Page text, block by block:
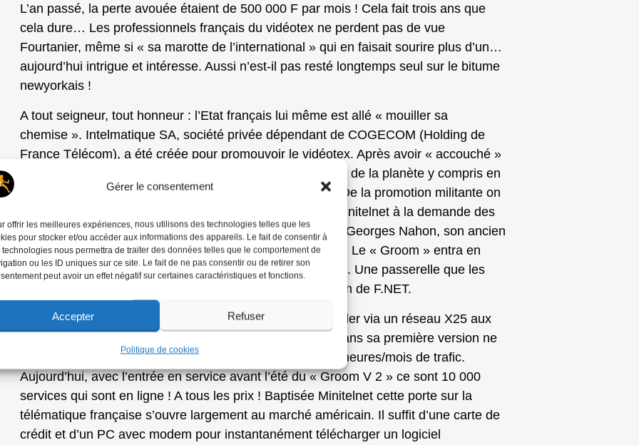
Gérer le consentement
offrir les meilleures expériences, nous utilisons des technologies telles que les
pour stocker et/ou accéder aux informations des appareils. Le fait de consentir à
technologies nous permettra de traiter des données telles que le comportement de
ou les ID uniques sur ce site. Le fait de ne pas consentir ou de retirer son
peut avoir un effet négatif sur certaines caractéristiques et fonctions.
Accepter Refuser
Politique de cookies
L’an passé, la perte avouée étaient de 500 000 F par mois ! Cela fait trois ans que
cela dure… Les professionnels français du vidéotex ne perdent pas de vue
Fourtanier, même si « sa marotte de l’international » qui en faisait sourire plus d’un…
aujourd’hui intrigue et intéresse. Aussi n’est-il pas resté longtemps seul sur le bitume
newyorkais !
A tout seigneur, tout honneur : l’Etat français lui même est allé « mouiller sa
chemise ». Intelmatique SA, société privée dépendant de COGECOM (Holding de
France Télécom), a été créée pour promouvoir le vidéotex. Après avoir « accouché »
des système vidéotex dans tous les « coinstots » bizarres de la planète y compris en
Equateur. Elle a maintenant une « offre internationale ». De la promotion militante on
est passé au commerce. « A l’origine, nous avons créé Minitelnet à la demande des
fournisseurs de moyens du programme Télétel » raconte Georges Nahon, son ancien
Directeur Général passé depuis janvier 1988 au « privé ». Le « Groom » entra en
service pour faire des « démos » dans les salons et foires. Une passerelle que les
abonnés belges du vidéotex connaissent bien sous le nom de F.NET.
C’est par ce système que du monde entier ont peut accéder via un réseau X25 aux
services hexagonaux. Malheureusement ce « Groom » dans sa première version ne
donnait accès qu’à 1500 services générant 1500 à 2000 heures/mois de trafic.
Aujourd’hui, avec l’entrée en service avant l’été du « Groom V 2 » ce sont 10 000
services qui sont en ligne ! A tous les prix ! Baptisée Minitelnet cette porte sur la
télématique française s’ouvre largement au marché américain. Il suffit d’une carte de
crédit et d’un PC avec modem pour instantanément télécharger un logiciel